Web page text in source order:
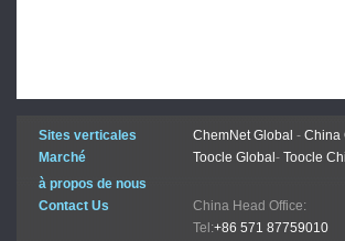
Sites verticales ChemNet Global - China
Marché
Toocle Global - Toocle
à propos de nous
Contact Us
China Head
Tel:+86 571 87759010